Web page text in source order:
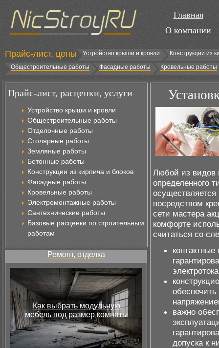
Главная
О компании
Прайс-лист, цены Устройство крыши и кровли
Конструкции из
Общестроительные работы
Фасадные работы Кровельные работы
Прайс-лист, расценки, услуги
Устройство крыши и кровли
Общестроительные работы
Отделочные работы
Столярные работы
Земляные работы
Бетонные работы
Конструкции из кирпича и блоков
Фасадные работы
Кровельные работы
Электромонтажные работы
Сантехнические работы
Базовые расценки по строительным
работам
Ремонт, отделка
Как выбрать модульную
мебель под размер комнаты
Любой из видов
определенного
посредством
сети мастера
комфорте
считаться со
важно
допуска к